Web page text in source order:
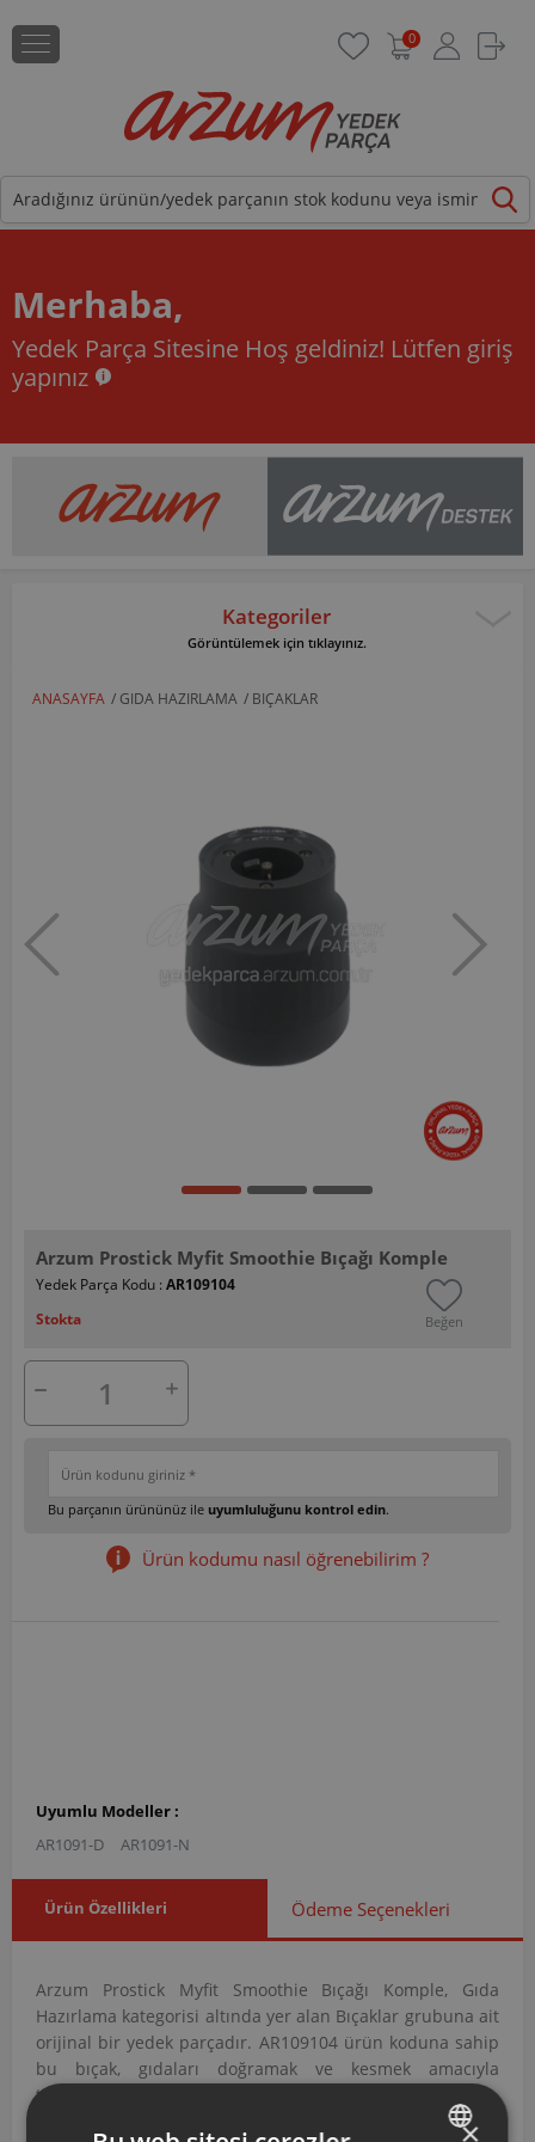
0
Merhaba,
Yedek Parça Sitesine Hoş geldiniz! Lütfen giriş
yapınız
Kategoriler
Görüntülemek için tıklayınız.
ANASAYFA / GIDA HAZIRLAMA / BIÇAKLAR
Arzum Prostick Myfit Smoothie Bıçağı Komple
Yedek Parça Kodu : AR109104
Stokta
Beğen
Bu parçanın ürününüz ile uyumluluğunu kontrol edin.
Ürün kodumu nasıl öğrenebilirim ?
Uyumlu Modeller :
AR1091-D
AR1091-N
Ürün Özellikleri Ödeme Seçenekleri
Arzum Prostick Myfit Smoothie Bıçağı Komple, Gıda
Hazırlama kategorisi altında yer alan Bıçaklar grubuna ait
orijinal bir yedek parçadır. AR109104 ürün koduna sahip
bu bıçak, gıdaları doğramak ve kesmek amacıyla
tasarlanmıştır.
AR109104 Kodlu Prostick Myfit Smoothie Bıçağı
×